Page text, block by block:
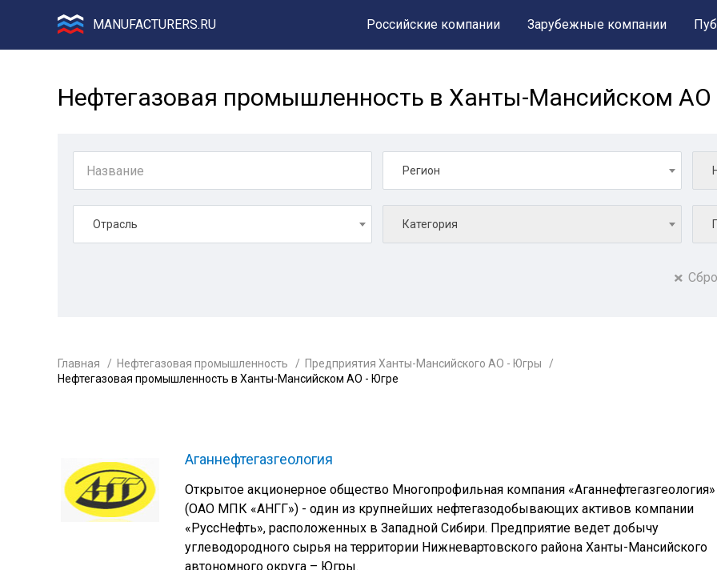
MANUFACTURERS.RU Российские компании Зарубежные компании
Нефтегазовая промышленность в Ханты-Мансийском АО
Регион
Отрасль Категория
Главная Нефтегазовая промышленность
Предприятия Ханты-Мансийского АО - Югры
Нефтегазовая промышленность в Ханты-Мансийском АО - Югре
Аганнефтегазгеология
Открытое акционерное общество Многопрофильная компания «Аганнефтегазгеология»
(ОАО МПК «АНГГ») - один из крупнейших нефтегазодобывающих активов компании
«РуссНефть», расположенных в Западной Сибири. Предприятие ведет добычу
углеводородного сырья на территории Нижневартовского района Ханты-Мансийского
автономного округа – Югры.